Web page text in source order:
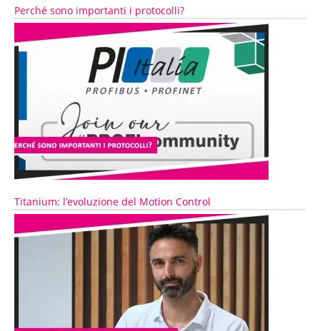
Perché sono importanti i protocolli?
Titanium: l’evoluzione del Motion Control